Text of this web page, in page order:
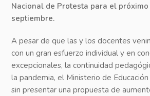
Nacional de Protesta para el
septiembre.
A pesar de que las y los docentes
con un gran esfuerzo individual y en
excepcionales, la continuidad
la pandemia, el Ministerio de
sin presentar una propuesta de